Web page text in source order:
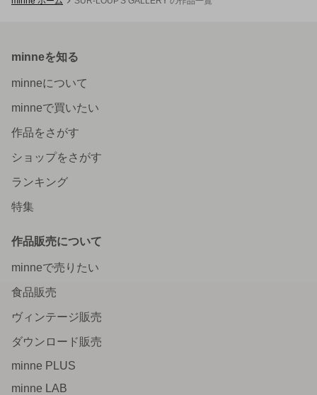
minneを知る
minneについて
minneで買いたい
作品をさがす
ショップをさがす
ランキング
特集
作品販売について
minneで売りたい
食品販売
ヴィンテージ販売
ダウンロード販売
minne PLUS
minne LAB